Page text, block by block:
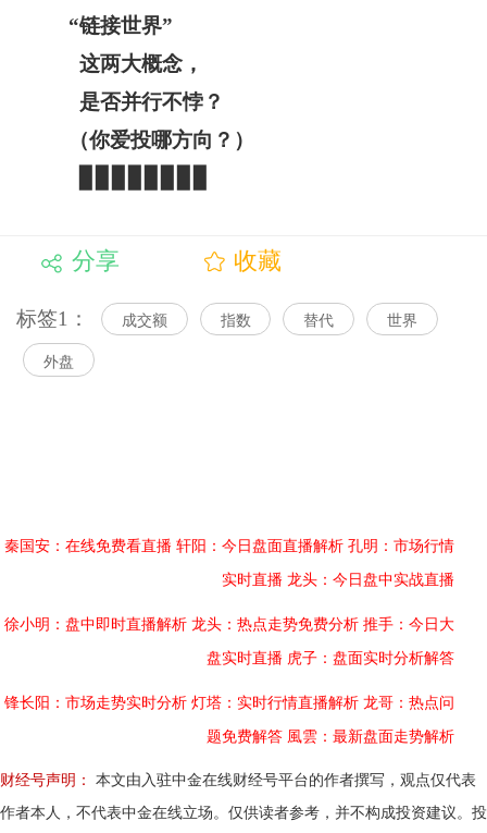
“链接世界”
这两大概念，
是否并行不悖？
（你爱投哪方向？）
分享 收藏
标签1： 成交额 指数 替代 世界
外盘
秦国安：在线免费看直播 轩阳：今日盘面直播解析 孔明：市场行情
实时直播 龙头：今日盘中实战直播
徐小明：盘中即时直播解析 龙头：热点走势免费分析 推手：今日大
盘实时直播 虎子：盘面实时分析解答
锋长阳：市场走势实时分析 灯塔：实时行情直播解析 龙哥：热点问
题免费解答 風雲：最新盘面走势解析
财经号声明：
本文由入驻中金在线财经号平台的作者撰写，观点仅代表
作者本人，不代表中金在线立场。仅供读者参考，并不构成投资建议。投